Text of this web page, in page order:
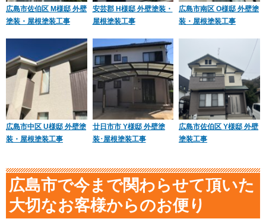
広島市佐伯区 M様邸 外壁
塗装・屋根塗装工事
安芸郡 H様邸 外壁塗装・
屋根塗装工事
広島市南区 O様邸 外壁塗
装・屋根塗装工事
広島市中区 U様邸 外壁塗
装・屋根塗装工事
廿日市市 Y様邸 外壁塗
装･屋根塗装工事
広島市佐伯区 Y様邸 外壁
塗装工事
広島市で今まで関わらせて頂いた
大切なお客様からのお便り